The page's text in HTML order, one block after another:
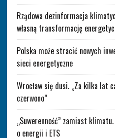
Rządowa dezinformacja
własną transformację
Polska może stracić nowych
sieci energetyczne
Wrocław się dusi. „Za kilka lat
czerwono”
„Suwerenność” zamiast
o energii i ETS